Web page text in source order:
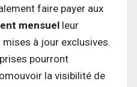
faire payer aux
mensuel leur
à jour exclusives.
pourront
la visibilité de